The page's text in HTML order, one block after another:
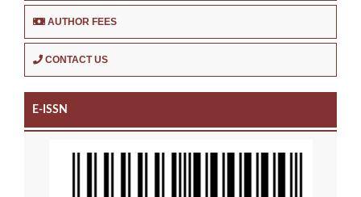
AUTHOR FEES
CONTACT US
E-ISSN